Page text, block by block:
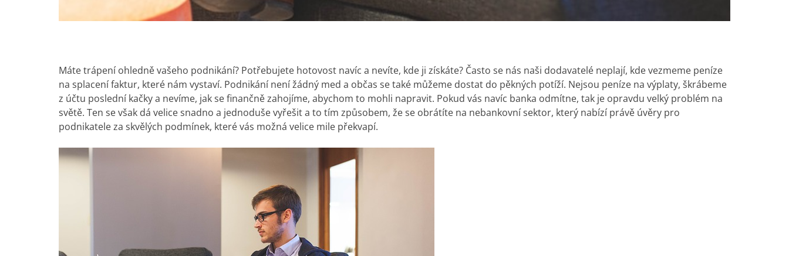
Máte trápení ohledně vašeho podnikání? Potřebujete hotovost navíc a nevíte, kde ji získáte? Často se nás naši dodavatelé neplají, kde vezmeme peníze
na splacení faktur, které nám vystaví. Podnikání není žádný med a občas se také můžeme dostat do pěkných potíží. Nejsou peníze na výplaty, škrábeme
z účtu poslední kačky a nevíme, jak se finančně zahojíme, abychom to mohli napravit. Pokud vás navíc banka odmítne, tak je opravdu velký problém na
světě. Ten se však dá velice snadno a jednoduše vyřešit a to tím způsobem, že se obrátíte na nebankovní sektor, který nabízí právě úvěry pro
podnikatele za skvělých podmínek, které vás možná velice mile překvapí.